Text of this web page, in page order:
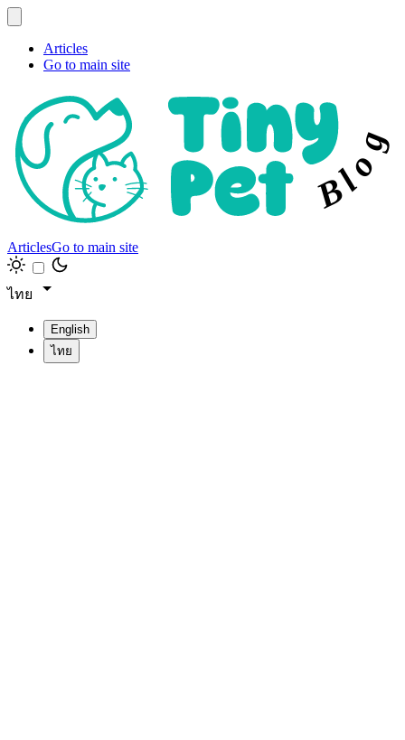
Articles
Go to main site
B
l
o
g
ArticlesGo to main site
ไทย
English
ไทย